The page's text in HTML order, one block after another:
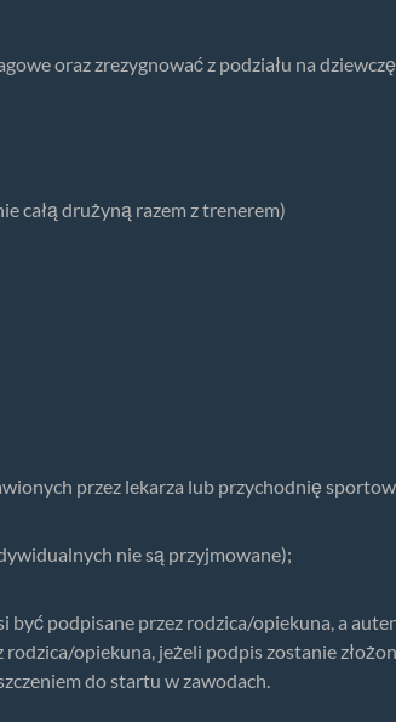
oraz zrezygnować z podziału na
całą drużyną razem z trenerem)
przez lekarza lub przychodnię
nie są przyjmowane);
podpisane przez rodzica/opiekuna, a
opiekuna, jeżeli podpis zostanie
do startu w zawodach.